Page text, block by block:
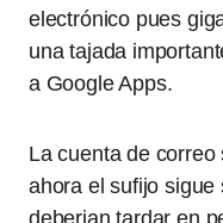
electrónico pues
una tajada
a Google Apps.
La cuenta de
ahora el sufijo
deberian tardar en